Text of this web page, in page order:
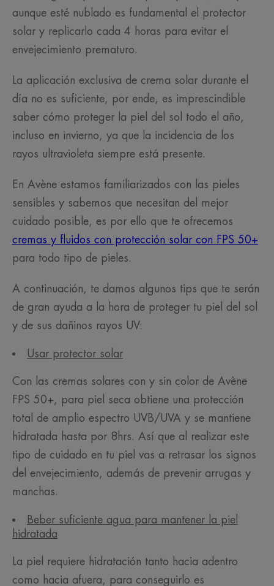
aunque esté nublado es fundamental el protector
solar y replicarlo cada 4 horas para evitar el
envejecimiento prematuro.
La aplicación exclusiva de crema solar durante el
día no es suficiente, por ende, es imprescindible
saber cómo proteger la piel del sol todo el año,
incluso en invierno, ya que la incidencia de los
rayos ultravioleta siempre está presente.
En Avène estamos familiarizados con las pieles
sensibles y sabemos que necesitan del mejor
cuidado posible, es por ello que te ofrecemos
cremas y fluidos con protección solar con FPS 50+
para todo tipo de pieles.
A continuación, te damos algunos tips que te serán
de gran ayuda a la hora de proteger tu piel del sol
y de sus dañinos rayos UV:
Usar protector solar
Con las cremas solares con y sin color de Avène
FPS 50+, para piel seca obtiene una protección
total de amplio espectro UVB/UVA y se mantiene
hidratada hasta por 8hrs. Así que al realizar este
tipo de cuidado en tu piel vas a retrasar los signos
del envejecimiento, además de prevenir arrugas y
manchas.
Beber suficiente agua para mantener la piel
hidratada
La piel requiere hidratación tanto hacia adentro
como hacia afuera, para conseguirlo es